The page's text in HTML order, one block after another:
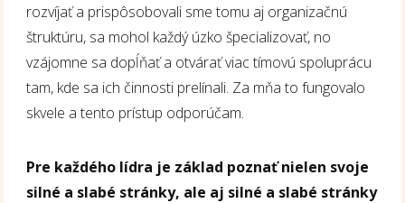
rozvíjať a prispôsobovali sme tomu aj organizačnú
štruktúru, sa mohol každý úzko špecializovať, no
vzájomne sa dopĺňať a otvárať viac tímovú spoluprácu
tam, kde sa ich činnosti prelínali. Za mňa to fungovalo
skvele a tento prístup odporúčam.
Pre každého lídra je základ poznať nielen svoje
silné a slabé stránky, ale aj silné a slabé stránky